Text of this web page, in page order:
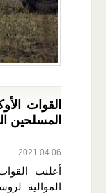
القوات
المسلحين
2021.04.06
أعلنت
الموالية